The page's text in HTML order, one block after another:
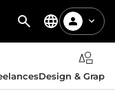
Design &